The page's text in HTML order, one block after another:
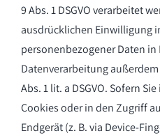
9 Abs. 1 DSGVO verarbeitet
ausdrücklichen Einwilligung
personenbezogener Daten
Datenverarbeitung
Abs. 1 lit. a DSGVO. Sofern
Cookies oder in den Zugriff
Endgerät (z. B. via Device-